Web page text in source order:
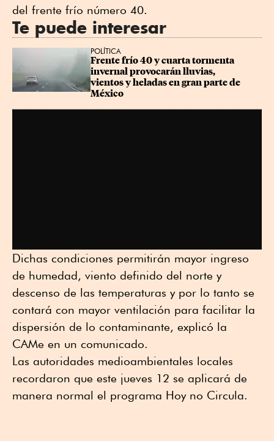
del frente frío número 40.
Te puede interesar
POLÍTICA
Frente frío 40 y cuarta tormenta
invernal provocarán lluvias,
vientos y heladas en gran parte de
México
Dichas condiciones permitirán mayor ingreso
de humedad, viento definido del norte y
descenso de las temperaturas y por lo tanto se
contará con mayor ventilación para facilitar la
dispersión de lo contaminante, explicó la
CAMe en un comunicado.
Las autoridades medioambientales locales
recordaron que este jueves 12 se aplicará de
manera normal el programa Hoy no Circula.